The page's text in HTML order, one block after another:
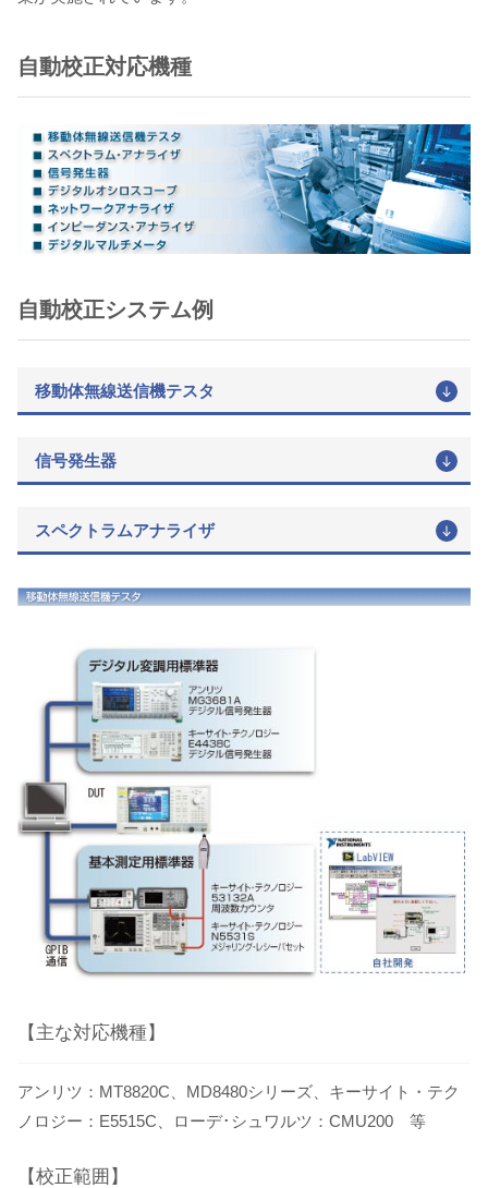
自動校正対応機種
自動校正システム例
移動体無線送信機テスタ
信号発生器
スペクトラムアナライザ
【主な対応機種】
アンリツ：MT8820C、MD8480シリーズ、キーサイト・テク
ノロジー：E5515C、ローデ･シュワルツ：CMU200 等
【校正範囲】